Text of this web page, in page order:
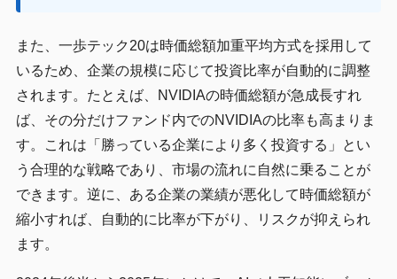
また、一歩テック20は時価総額加重平均方式を採用して
いるため、企業の規模に応じて投資比率が自動的に調整
されます。たとえば、NVIDIAの時価総額が急成長すれ
ば、その分だけファンド内でのNVIDIAの比率も高まりま
す。これは「勝っている企業により多く投資する」とい
う合理的な戦略であり、市場の流れに自然に乗ることが
できます。逆に、ある企業の業績が悪化して時価総額が
縮小すれば、自動的に比率が下がり、リスクが抑えられ
ます。